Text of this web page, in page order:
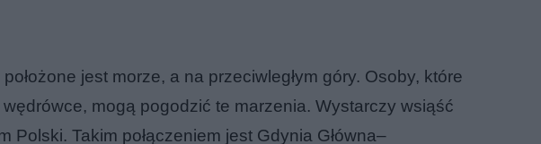
jest morze, a na przeciwległym góry. Osoby, które
mogą pogodzić te marzenia. Wystarczy wsiąść
Polski. Takim połączeniem jest Gdynia Główna–